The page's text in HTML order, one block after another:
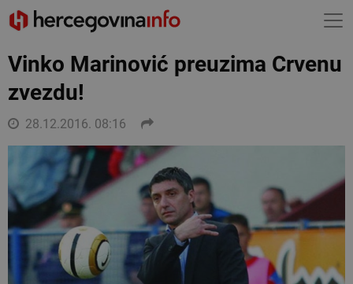
Vinko Marinović preuzima Crvenu
zvezdu!
28.12.2016. 08:16